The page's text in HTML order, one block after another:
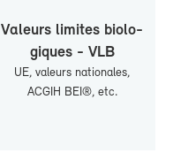
Va­leurs li­mites bio­lo­
giques - VLB
UE, va­leurs na­tio­nales,
AC­GIH BEI®, etc.